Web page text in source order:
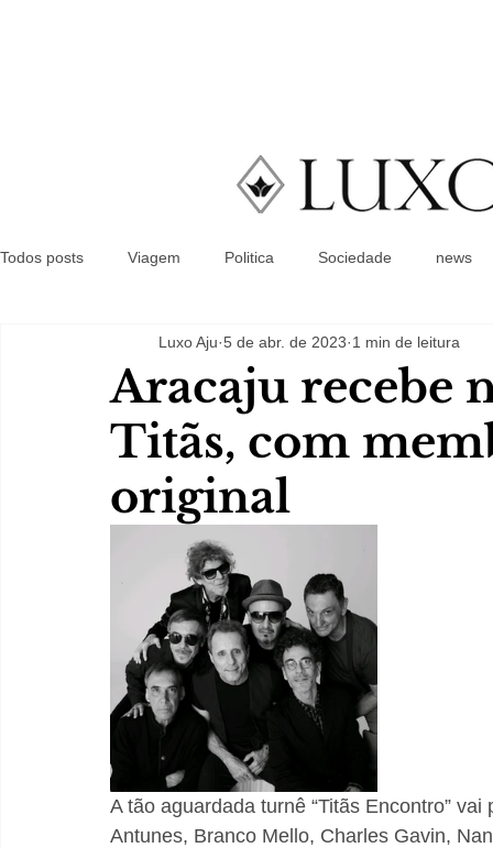
Todos posts Viagem Politica Sociedade news
Aracaju recebe
Titãs, com
original
Luxo Aju 5 de abr. de 2023 1 min de leitura
A tão aguardada turnê “Titãs Encontro”
Antunes, Branco Mello, Charles Gavin,